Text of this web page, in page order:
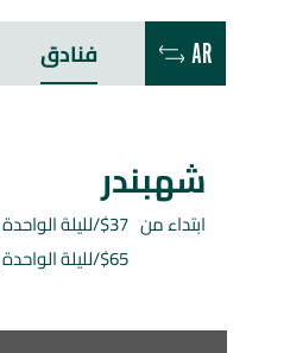
فنادق AR
شهبندر
ابتداء من $37/لليلة الواحدة (مواطن سوري)
$65/لليلة الواحدة